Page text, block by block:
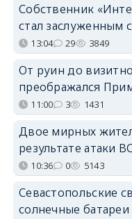
Собственник
стал заслуженным
13:04 29 3849
От руин до
преображался
11:00 3 1431
Двое мирных
результате атаки
10:36 0 5143
Севастопольские
солнечные батареи